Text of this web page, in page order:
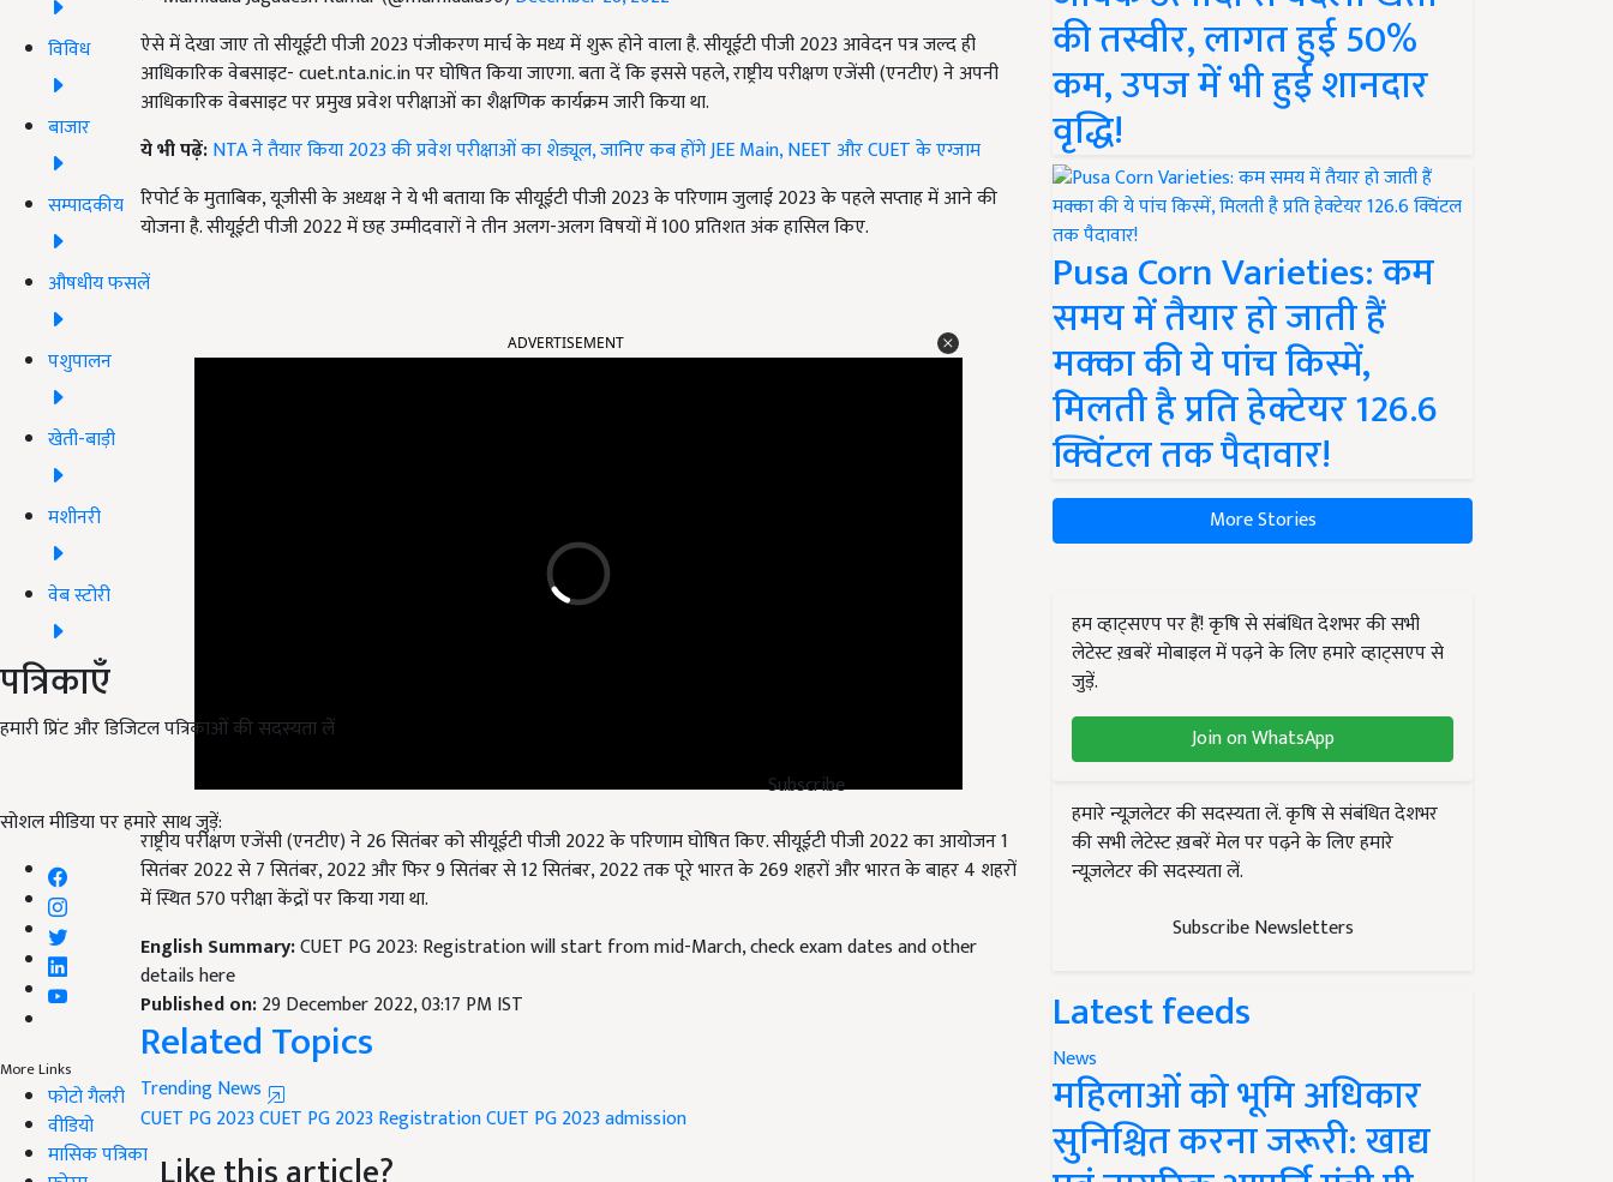
विविध
बाजार
सम्पादकीय
औषधीय फसलें
पशुपालन
खेती-बाड़ी
मशीनरी
वेब स्टोरी
पत्रिकाएँ
हमारी प्रिंट और डिजिटल पत्रिकाओं की सदस्यता लें
Subscribe
सोशल मीडिया पर हमारे साथ जुड़ें:
More Links
फोटो गैलरी
वीडियो
मासिक पत्रिका
ऐसे में देखा जाए तो सीयूईटी पीजी 2023 पंजीकरण मार्च के मध्य में शुरू होने वाला है. सीयूईटी पीजी 2023 आवेदन पत्र जल्द ही
आधिकारिक वेबसाइट- cuet.nta.nic.in पर घोषित किया जाएगा. बता दें कि इससे पहले, राष्ट्रीय परीक्षण एजेंसी (एनटीए) ने अपनी
आधिकारिक वेबसाइट पर प्रमुख प्रवेश परीक्षाओं का शैक्षणिक कार्यक्रम जारी किया था.
ये भी पढ़ें:NTA ने तैयार किया 2023 की प्रवेश परीक्षाओं का शेड्यूल, जानिए कब होंगे JEE Main, NEET और CUET के एग्जाम
रिपोर्ट के मुताबिक, यूजीसी के अध्यक्ष ने ये भी बताया कि सीयूईटी पीजी 2023 के परिणाम जुलाई 2023 के पहले सप्ताह में आने की
योजना है. सीयूईटी पीजी 2022 में छह उम्मीदवारों ने तीन अलग-अलग विषयों में 100 प्रतिशत अंक हासिल किए.
राष्ट्रीय परीक्षण एजेंसी (एनटीए) ने 26 सितंबर को सीयूईटी पीजी 2022 के परिणाम घोषित किए. सीयूईटी पीजी 2022 का आयोजन 1
सितंबर 2022 से 7 सितंबर, 2022 और फिर 9 सितंबर से 12 सितंबर, 2022 तक पूरे भारत के 269 शहरों और भारत के बाहर 4 शहरों
में स्थित 570 परीक्षा केंद्रों पर किया गया था.
details here
Published on:
Related Topics
Trending News
CUET PG 2023CUET PG 2023 Registration
Like this article?
की तस्वीर, लागत हुई 50%
कम, उपज में भी हुई शानदार
वृद्धि!
Pusa Corn Varieties: कम
समय में तैयार हो जाती हैं
मक्का की ये पांच किस्में,
मिलती है प्रति हेक्टेयर 126.6
क्विंटल तक पैदावार!
More Stories
हम व्हाट्सएप पर हैं! कृषि से संबंधित देशभर की सभी
लेटेस्ट ख़बरें मोबाइल में पढ़ने के लिए हमारे व्हाट्सएप से
जुड़ें.
Join on WhatsApp
हमारे न्यूज़लेटर की सदस्यता लें. कृषि से संबंधित देशभर
की सभी लेटेस्ट ख़बरें मेल पर पढ़ने के लिए हमारे
न्यूज़लेटर की सदस्यता लें.
Subscribe Newsletters
Latest feeds
News
महिलाओं को भूमि अधिकार
सुनिश्चित करना जरूरी: खाद्य